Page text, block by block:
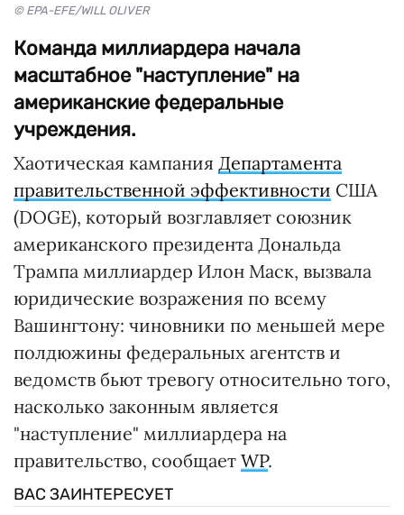
© EPA-EFE/WILL OLIVER
Команда миллиардера начала
масштабное "наступление" на
американские федеральные
учреждения.
Хаотическая кампания Департамента
правительственной эффективности США
(DOGE), который возглавляет союзник
американского президента Дональда
Трампа миллиардер Илон Маск, вызвала
юридические возражения по всему
Вашингтону: чиновники по меньшей мере
полдюжины федеральных агентств и
ведомств бьют тревогу относительно того,
насколько законным является
"наступление" миллиардера на
правительство, сообщает WP.
ВАС ЗАИНТЕРЕСУЕТ